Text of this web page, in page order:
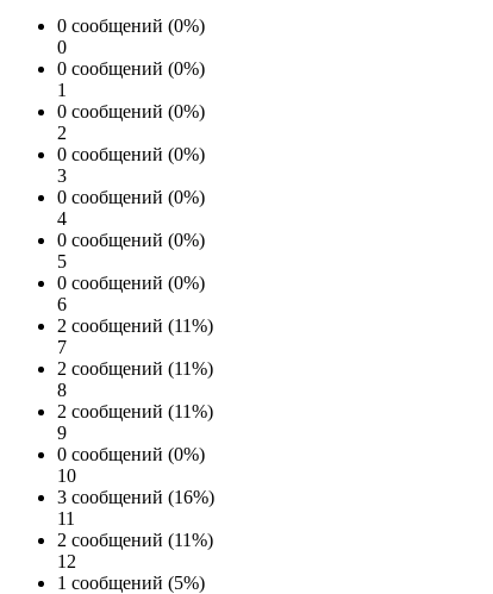
0 сообщений (0%)
0
0 сообщений (0%)
1
0 сообщений (0%)
2
0 сообщений (0%)
3
0 сообщений (0%)
4
0 сообщений (0%)
5
0 сообщений (0%)
6
2 сообщений (11%)
7
2 сообщений (11%)
8
2 сообщений (11%)
9
0 сообщений (0%)
10
3 сообщений (16%)
11
2 сообщений (11%)
12
1 сообщений (5%)